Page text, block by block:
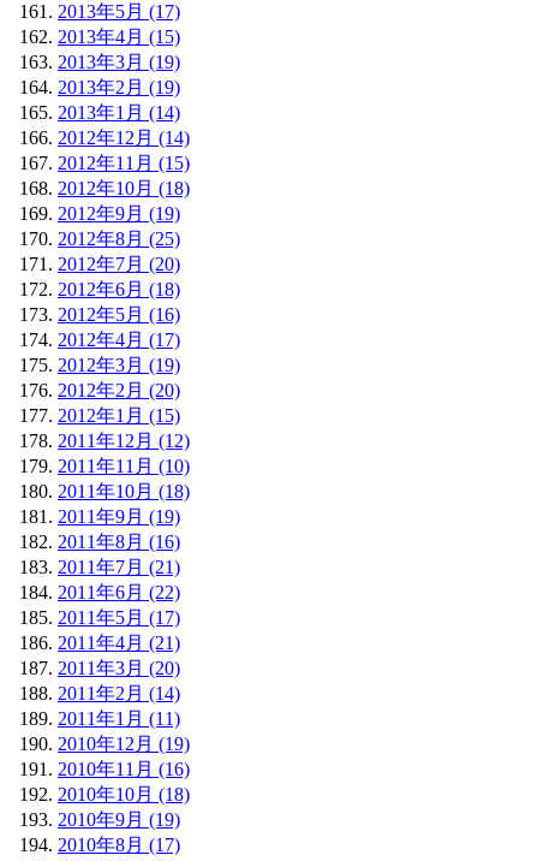
2013年5月 (17)
2013年4月 (15)
2013年3月 (19)
2013年2月 (19)
2013年1月 (14)
2012年12月 (14)
2012年11月 (15)
2012年10月 (18)
2012年9月 (19)
2012年8月 (25)
2012年7月 (20)
2012年6月 (18)
2012年5月 (16)
2012年4月 (17)
2012年3月 (19)
2012年2月 (20)
2012年1月 (15)
2011年12月 (12)
2011年11月 (10)
2011年10月 (18)
2011年9月 (19)
2011年8月 (16)
2011年7月 (21)
2011年6月 (22)
2011年5月 (17)
2011年4月 (21)
2011年3月 (20)
2011年2月 (14)
2011年1月 (11)
2010年12月 (19)
2010年11月 (16)
2010年10月 (18)
2010年9月 (19)
2010年8月 (17)